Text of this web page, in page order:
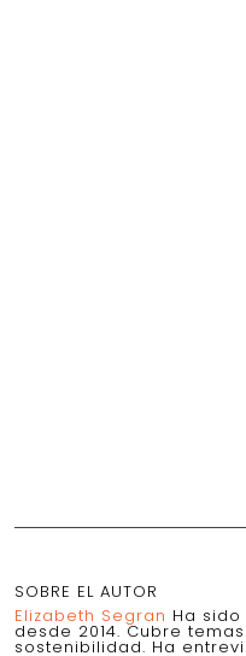
SOBRE EL AUTOR
Elizabeth Segran Ha
desde 2014. Cubre
sostenibilidad. Ha